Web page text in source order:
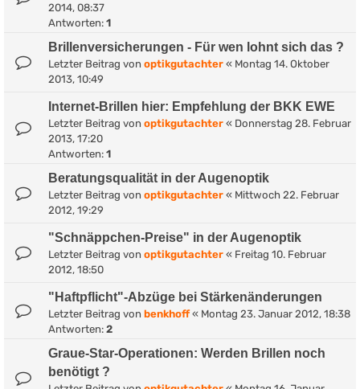
2014, 08:37
Antworten: 1
Brillenversicherungen - Für wen lohnt sich das ?
Letzter Beitrag von optikgutachter « Montag 14. Oktober
2013, 10:49
Internet-Brillen hier: Empfehlung der BKK EWE
Letzter Beitrag von optikgutachter « Donnerstag 28. Februar
2013, 17:20
Antworten: 1
Beratungsqualität in der Augenoptik
Letzter Beitrag von optikgutachter « Mittwoch 22. Februar
2012, 19:29
"Schnäppchen-Preise" in der Augenoptik
Letzter Beitrag von optikgutachter « Freitag 10. Februar
2012, 18:50
"Haftpflicht"-Abzüge bei Stärkenänderungen
Letzter Beitrag von benkhoff« Montag 23. Januar 2012, 18:38
Antworten: 2
Graue-Star-Operationen: Werden Brillen noch
benötigt ?